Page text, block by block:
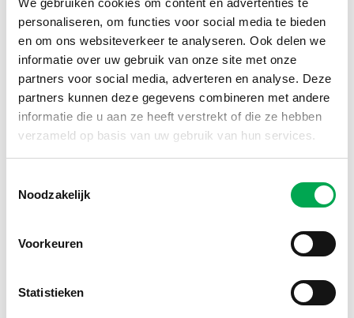
We gebruiken cookies om content en advertenties te
personaliseren, om functies voor social media te bieden
en om ons websiteverkeer te analyseren. Ook delen we
informatie over uw gebruik van onze site met onze
partners voor social media, adverteren en analyse. Deze
partners kunnen deze gegevens combineren met andere
informatie die u aan ze heeft verstrekt of die ze hebben
verzameld op basis van uw gebruik van hun services.
Noodzakelijk
Voorkeuren
Statistieken
Rechten van betrokkenen
U heeft het recht om uw persoonsgegevens in te zien, te
corrigeren of te verwijderen. Daarnaast heeft u het recht
om uw eventuele toestemming voor de
gegevensverwerking in te trekken of bezwaar te maken
tegen de verwerking van uw persoonsgegevens door
Stichting Nationale Milieudatabase en heeft u het recht op
gegevensoverdraagbaarheid. Dat betekent dat u bij ons
wij van u beschikken in een computerbestand naar u of een
U kunt een verzoek tot inzage, correctie, verwijdering,
gegevensoverdracht van uw persoonsgegevens of
de verwerking van uw persoonsgegevens sturen via het